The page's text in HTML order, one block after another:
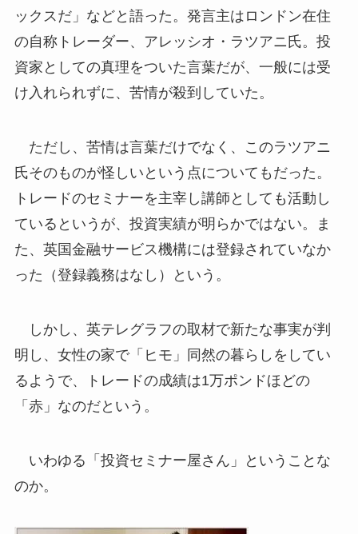
ックスだ」などと語った。発言主はロンドン在住
の自称トレーダー、アレッシオ・ラツアニ氏。投
資家としての真理をついた言葉だが、一般には受
け入れられずに、苦情が殺到していた。
ただし、苦情は言葉だけでなく、このラツアニ
氏そのものが怪しいという点についてもだった。
トレードのセミナーを主宰し講師としても活動し
ているというが、投資実績が明らかではない。ま
た、英国金融サービス機構には登録されていなか
った（登録義務はなし）という。
しかし、英テレグラフの取材で新たな事実が判
明し、女性の家で「ヒモ」同然の暮らしをしてい
るようで、トレードの成績は1万ポンドほどの
「赤」なのだという。
いわゆる「投資セミナー屋さん」ということな
のか。